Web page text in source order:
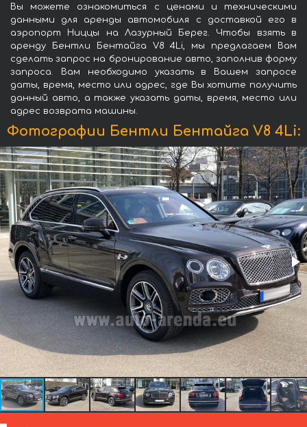
Вы можете ознакомиться с ценами и техническими
данными для аренды автомобиля с доставкой его в
аэропорт Ниццы на Лазурный Берег. Чтобы взять в
аренду Бентли Бентайга V8 4Li, мы предлагаем Вам
сделать запрос на бронирование авто, заполнив форму
запроса. Вам необходимо указать в Вашем запросе
даты, время, место или адрес, где Вы хотите получить
данный авто, а также указать даты, время, место или
адрес возврата машины.
Фотографии Бентли Бентайга V8 4Li: